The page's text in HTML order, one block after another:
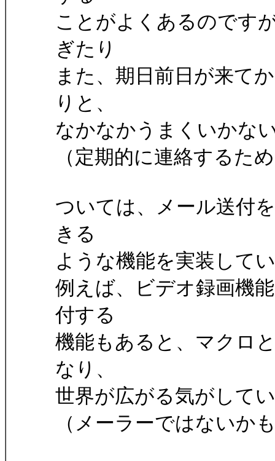
ことがよくあるのです
ぎたり
また、期日前日が来て
りと、
なかなかうまくいかな
（定期的に連絡するた
ついては、メール送付
きる
ような機能を実装して
例えば、ビデオ録画機
付する
機能もあると、マクロ
なり、
世界が広がる気がして
（メーラーではないか